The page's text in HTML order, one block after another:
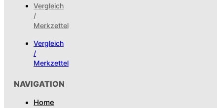
Vergleich
/
Merkzettel
Vergleich
/
Merkzettel
NAVIGATION
Home